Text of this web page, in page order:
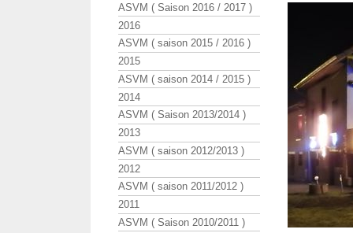
ASVM ( Saison 2016 / 2017 )
2016
ASVM ( saison 2015 / 2016 )
2015
ASVM ( saison 2014 / 2015 )
2014
ASVM ( Saison 2013/2014 )
2013
ASVM ( saison 2012/2013 )
2012
ASVM ( saison 2011/2012 )
2011
ASVM ( Saison 2010/2011 )